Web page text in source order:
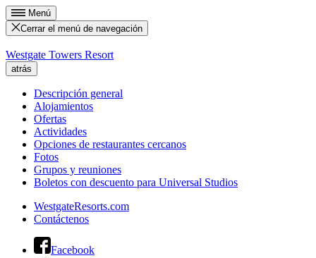
Menú
Cerrar el menú de navegación
Westgate Towers Resort
atrás
Descripción general
Alojamientos
Ofertas
Actividades
Opciones de restaurantes cercanos
Fotos
Grupos y reuniones
Boletos con descuento para Universal Studios
WestgateResorts.com
Contáctenos
Facebook